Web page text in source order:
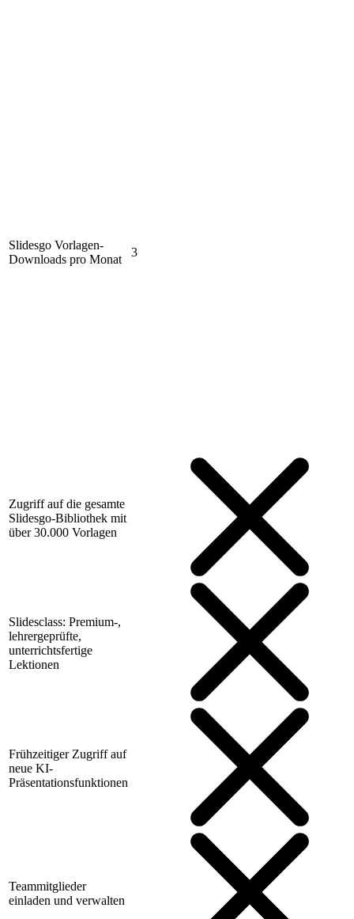
Slidesgo Vorlagen-
Downloads pro Monat
3
Zugriff auf die gesamte
Slidesgo-Bibliothek mit
über 30.000 Vorlagen
Slidesclass: Premium-,
lehrergeprüfte,
unterrichtsfertige
Lektionen
Frühzeitiger Zugriff auf
neue KI-
Präsentationsfunktionen
Teammitglieder
einladen und verwalten